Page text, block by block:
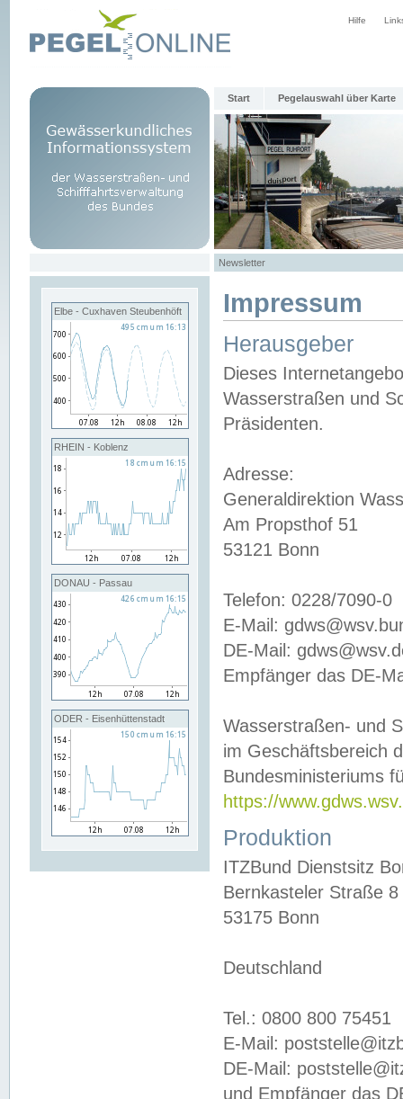
Hilfe
Start Pegelauswahl über Karte
Newsletter
Elbe - Cuxhaven Steubenhöft
RHEIN - Koblenz
DONAU - Passau
ODER - Eisenhüttenstadt
Impressum
Herausgeber
Dieses
Wasserstraßen und
Präsidenten.
Adresse:
Generaldirektion
Am Propsthof 51
53121 Bonn
Telefon: 0228/7090-0
E-Mail:
DE-Mail:
Empfänger das DE-
Wasserstraßen- und
im Geschäftsbereich
Bundesministeriums
https://
Produktion
ITZBund Dienstsitz
Bernkasteler Straße 8
53175 Bonn
Deutschland
Tel.: 0800 800 75451
E-Mail:
DE-Mail:
und Empfänger das